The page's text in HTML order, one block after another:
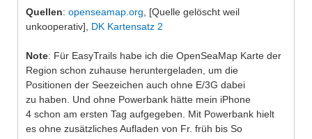
Quellen: openseamap.org , [Quelle gelöscht weil
unkooperativ], DK Kartensatz 2
Note: Für EasyTrails habe ich die OpenSeaMap Karte der
Region schon zuhause heruntergeladen, um die
Positionen der Seezeichen auch ohne E/3G dabei
zu haben. Und ohne Powerbank hätte mein iPhone
4 schon am ersten Tag aufgegeben. Mit Powerbank hielt
es ohne zusätzliches Aufladen von Fr. früh bis So